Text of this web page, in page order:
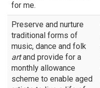
for me.
Preserve and nurture
traditional forms of
music, dance and folk
artand provide for a
monthly allowance
scheme to enable aged